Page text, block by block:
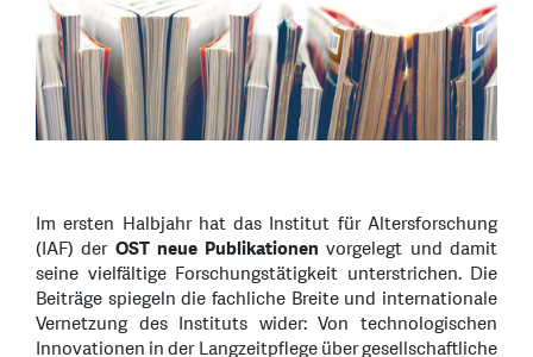
Im ersten Halbjahr hat das Institut für Altersforschung
(IAF) der OST neue Publikationen vorgelegt und damit
seine vielfältige Forschungstätigkeit unterstrichen. Die
Beiträge spiegeln die fachliche Breite und internationale
Vernetzung des Instituts wider: Von technologischen
Innovationen in der Langzeitpflege über gesellschaftliche